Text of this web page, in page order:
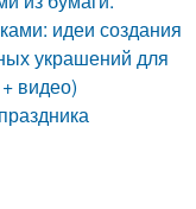
идеи создания
украшений для
видео)